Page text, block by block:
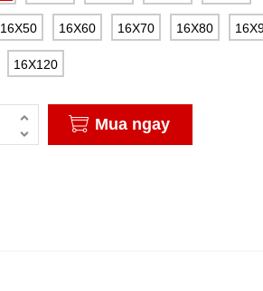
16X50 16X60 16X70 16X80
16X120
Mua ngay